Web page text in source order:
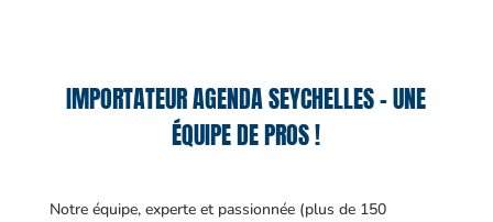
IMPORTATEUR AGENDA SEYCHELLES – UNE
ÉQUIPE DE PROS !
Notre équipe, experte et passionnée (plus de 150